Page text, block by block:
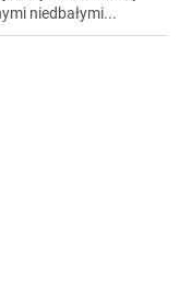
niedbałymi...